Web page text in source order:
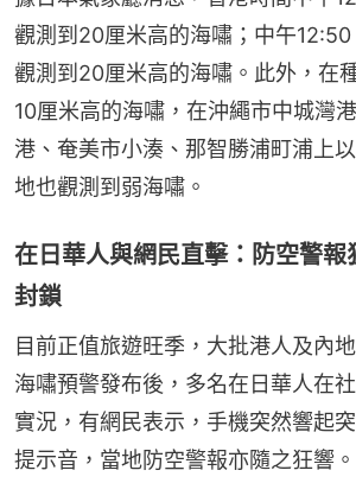
觀測到20厘米高的海嘯；中午
觀測到20厘米高的海嘯。此外，在
10厘米高的海嘯，在沖繩市中城灣
港、奄美市小湊、那智勝浦町浦上
地也觀測到弱海嘯。
在日華人與網民直擊：防空警報
封鎖
目前正值旅遊旺季，大批港人及內
海嘯預警發布後，多名在日華人在
實況，有網民表示，手機突然響起
提示音，當地防空警報亦隨之狂響